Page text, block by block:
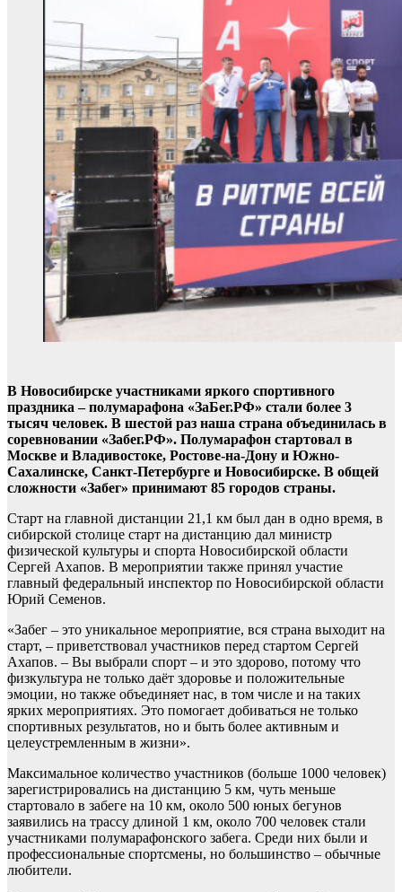
В Новосибирске участниками яркого спортивного
праздника – полумарафона «ЗаБег.РФ» стали более 3
тысяч человек. В шестой раз наша страна объединилась в
соревновании «Забег.РФ». Полумарафон стартовал в
Москве и Владивостоке, Ростове-на-Дону и Южно-
Сахалинске, Санкт-Петербурге и Новосибирске. В общей
сложности «Забег» принимают 85 городов страны.
Старт на главной дистанции 21,1 км был дан в одно время, в
сибирской столице старт на дистанцию дал министр
физической культуры и спорта Новосибирской области
Сергей Ахапов. В мероприятии также принял участие
главный федеральный инспектор по Новосибирской области
Юрий Семенов.
«Забег – это уникальное мероприятие, вся страна выходит на
старт, – приветствовал участников перед стартом Сергей
Ахапов. – Вы выбрали спорт – и это здорово, потому что
физкультура не только даёт здоровье и положительные
эмоции, но также объединяет нас, в том числе и на таких
ярких мероприятиях. Это помогает добиваться не только
спортивных результатов, но и быть более активным и
целеустремленным в жизни».
Максимальное количество участников (больше 1000 человек)
зарегистрировались на дистанцию 5 км, чуть меньше
стартовало в забеге на 10 км, около 500 юных бегунов
заявились на трассу длиной 1 км, около 700 человек стали
участниками полумарафонского забега. Среди них были и
профессиональные спортсмены, но большинство – обычные
любители.